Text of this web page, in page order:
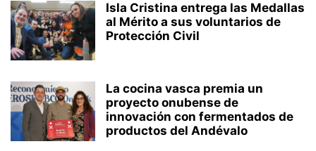
Isla Cristina entrega las Medallas
al Mérito a sus voluntarios de
Protección Civil
La cocina vasca premia un
proyecto onubense de
innovación con fermentados de
productos del Andévalo